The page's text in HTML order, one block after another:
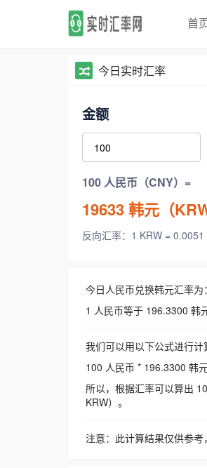
首
今日实时汇率
金额
100 人民币（CNY）=
19633韩元（
反向汇率：1 KRW = 0.0051
今日人民币兑换韩元汇率为：
1 人民币等于 196.3300 韩
我们可以用以下公式进行计
100 人民币 * 196.3300 韩
所以，根据汇率可以算出
KRW）。
注意：此计算结果仅供参考